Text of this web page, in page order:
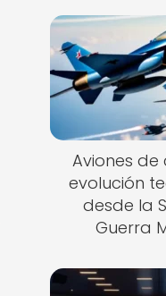
Aviones
evolución
desde la
Guerra